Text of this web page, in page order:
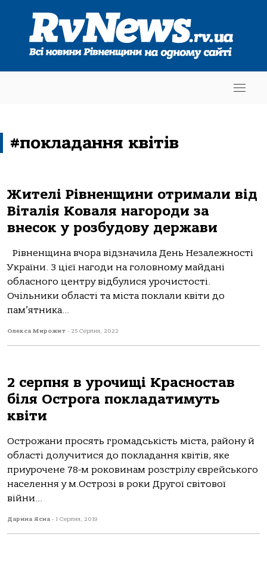
#покладання квітів
Жителі Рівненщини отримали від
Віталія Коваля нагороди за
внесок у розбудову держави
Рівненщина вчора відзначила День Незалежності
України. З цієї нагоди на головному майдані
обласного центру відбулися урочистості.
Очільники області та міста поклали квіти до
пам’ятника...
Олекса Мирожит - 25 Серпня, 2022
2 серпня в урочищі Красностав
біля Острога покладатимуть
квіти
Острожани просять громадськість міста, району й
області долучитися до покладання квітів, яке
приурочене 78-м роковинам розстрілу єврейського
населення у м.Острозі в роки Другої світової
війни...
Дарина Ясна - 1 Серпня, 2019